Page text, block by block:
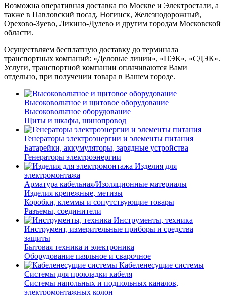
Возможна оперативная доставка по Москве и Электростали, а
также в Павловский посад, Ногинск, Железнодорожный,
Орехово-Зуево, Ликино-Дулево и другим городам Московской
области.
Осуществляем бесплатную доставку до терминала
транспортных компаний: «Деловые линии», «ПЭК», «СДЭК».
Услуги, транспортной компании оплачиваются Вами
отдельно, при получении товара в Вашем городе.
Высоковольтное и щитовое оборудование
Высоковольтное оборудование
Щиты и шкафы, шинопровод
Генераторы электроэнергии и элементы питания
Батарейки, аккумуляторы, зарядные устройства
Генераторы электроэнергии
Изделия для
электромонтажа
Арматура кабельная/Изоляционные материалы
Изделия крепежные, метизы
Коробки, клеммы и сопутствующие товары
Разъемы, соединители
Инструменты, техника
Инструмент, измерительные приборы и средства
защиты
Бытовая техника и электроника
Оборудование паяльное и сварочное
Кабеленесущие системы
Системы для прокладки кабеля
Системы напольных и подпольных каналов,
электромонтажных колон